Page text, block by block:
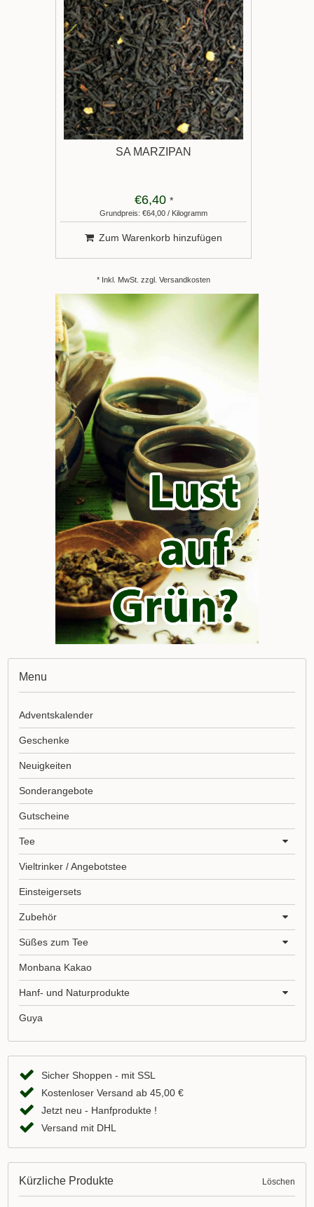
SA MARZIPAN
€6,40 *
Grundpreis: €64,00 / Kilogramm
Zum Warenkorb hinzufügen
* Inkl. MwSt. zzgl. Versandkosten
Menu
Adventskalender
Geschenke
Neuigkeiten
Sonderangebote
Gutscheine
Tee
Vieltrinker / Angebotstee
Einsteigersets
Zubehör
Süßes zum Tee
Monbana Kakao
Hanf- und Naturprodukte
Guya
Sicher Shoppen - mit SSL
Kostenloser Versand ab 45,00 €
Jetzt neu - Hanfprodukte !
Versand mit DHL
Kürzliche Produkte Löschen